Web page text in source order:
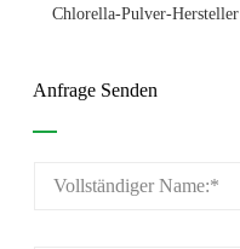
Chlorella-Pulver-Hersteller
Anfrage Senden